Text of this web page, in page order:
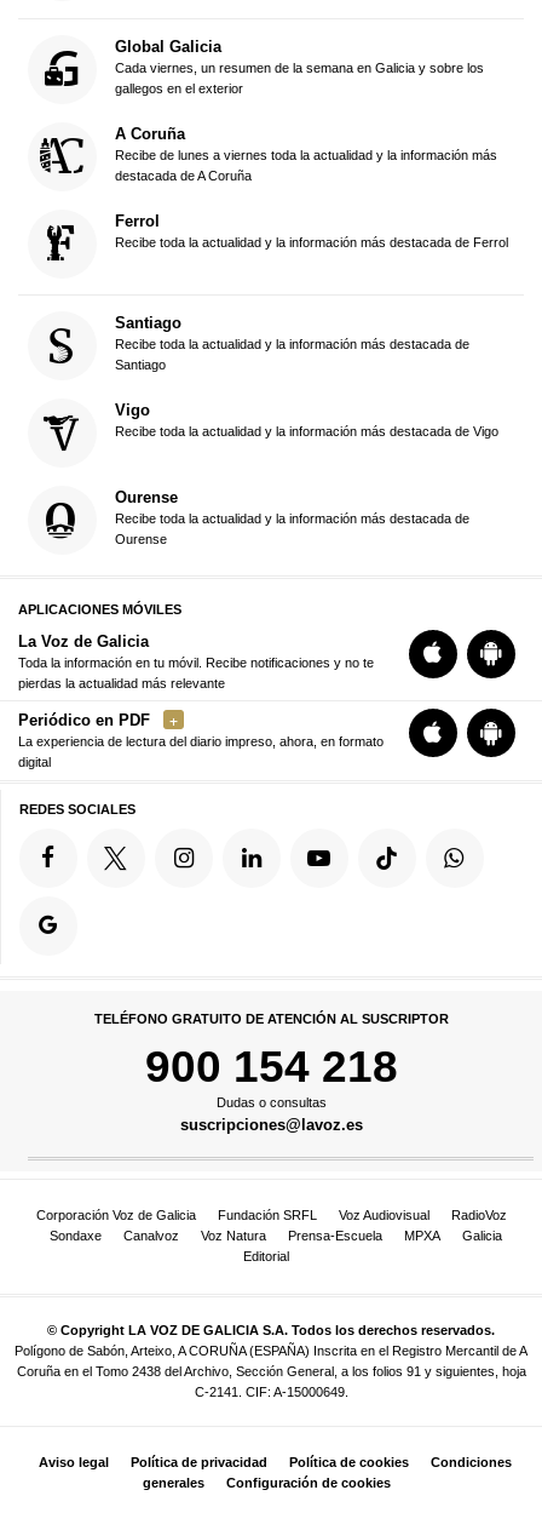
Global Galicia
Cada viernes, un resumen de la semana en Galicia y sobre los
gallegos en el exterior
A Coruña
Recibe de lunes a viernes toda la actualidad y la información más
destacada de A Coruña
Ferrol
Recibe toda la actualidad y la información más destacada de Ferrol
Santiago
Recibe toda la actualidad y la información más destacada de
Santiago
Vigo
Recibe toda la actualidad y la información más destacada de Vigo
Ourense
Recibe toda la actualidad y la información más destacada de
Ourense
APLICACIONES MÓVILES
La Voz de Galicia
Toda la información en tu móvil. Recibe notificaciones y no te
pierdas la actualidad más relevante
Periódico en PDF
La experiencia de lectura del diario impreso, ahora, en formato
digital
REDES SOCIALES
TELÉFONO GRATUITO DE ATENCIÓN AL SUSCRIPTOR
900 154 218
Dudas o consultas
suscripciones@lavoz.es
Corporación Voz de Galicia Fundación SRFL Voz Audiovisual
RadioVoz
Sondaxe
Canalvoz Voz Natura Prensa-Escuela MPXA
Galicia
Editorial
© Copyright LA VOZ DE GALICIA S.A. Todos los derechos reservados.
Polígono de Sabón, Arteixo, A CORUÑA (ESPAÑA) Inscrita en el Registro Mercantil de A
Coruña en el Tomo 2438 del Archivo, Sección General, a los folios 91 y siguientes, hoja
C-2141. CIF: A-15000649.
Aviso legal Política de privacidad Política de cookies
Condiciones
generales
Configuración de cookies